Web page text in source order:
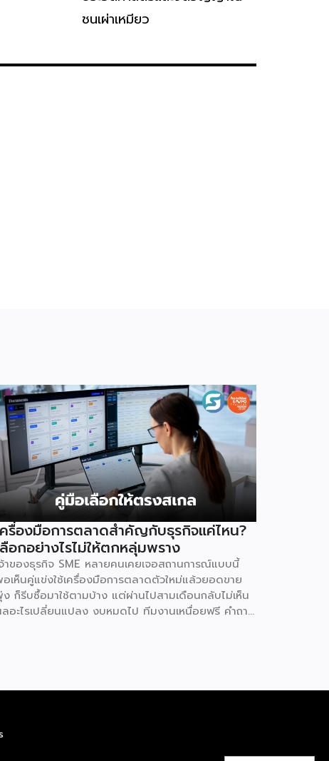
ชนเผ่าเหมียว
ครื่องมือการตลาดสำคัญกับธุรกิจแค่ไหน?
อกอย่างไรไม่ให้ตกหลุ่มพราง
าของธุรกิจ SME หลายคนเคยเจอสถานการณ์แบบนี้
เห็นคู่แข่งใช้เครื่องมือการตลาดตัวใหม่แล้วยอดขาย
ก็รีบซื้อมาใช้ตามบ้าง แต่ผ่านไปสามเดือนกลับไม่เห็น
อะไรเปลี่ยนแปลง งบหมดไป ทีมงานเหนื่อยฟรี คำถาม
Digital Advertising ของ KANTAR และ
ระยะยาว แทนที่จะทุ่มทุกบาททุกสตางค์ไปกับแคมเปญ